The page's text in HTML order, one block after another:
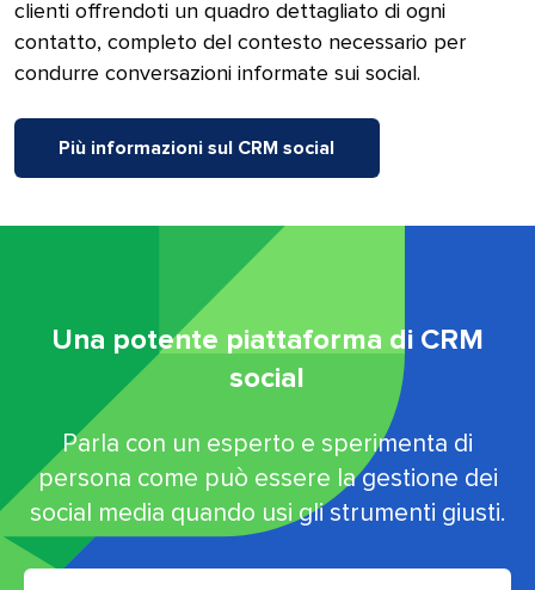
clienti offrendoti un quadro dettagliato di ogni
contatto, completo del contesto necessario per
condurre conversazioni informate sui social.​​
Più informazioni sul CRM social​​
Una potente piattaforma di CRM
social​​
Parla con un esperto e sperimenta di
persona come può essere la gestione dei
social media quando usi gli strumenti giusti.​​